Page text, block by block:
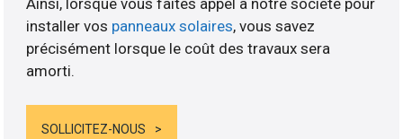
installer vos panneaux solaires, vous savez
précisément lorsque le coût des travaux sera
amorti.
SOLLICITEZ-NOUS